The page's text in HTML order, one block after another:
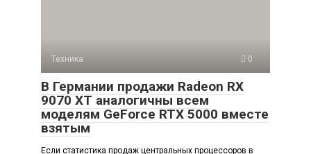
Техника 0
В Германии продажи Radeon RX
9070 XT аналогичны всем
моделям GeForce RTX 5000 вместе
взятым
Если статистика продаж центральных процессоров в